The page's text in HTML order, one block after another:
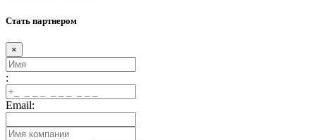
Стать партнером
×
:
Email: